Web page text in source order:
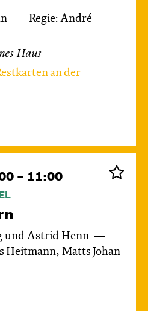
Regie: André
Haus
an der
– 11:00
und Astrid Henn
Heitmann, Matts Johan